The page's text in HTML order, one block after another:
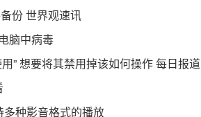
份 世界观速讯
脑中病毒
” 想要将其禁用掉该如何操作 每日报道
种影音格式的播放